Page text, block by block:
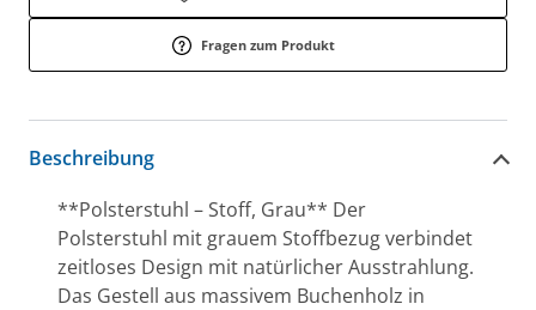
Fragen zum Produkt
Beschreibung
**Polsterstuhl – Stoff, Grau** Der
Polsterstuhl mit grauem Stoffbezug verbindet
zeitloses Design mit natürlicher Ausstrahlung.
Das Gestell aus massivem Buchenholz in